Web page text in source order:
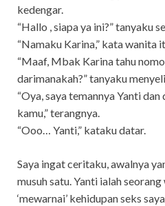
kedengar.
“Hallo , siapa ya ini?” tanyaku
“Namaku Karina,” kata wanita
“Maaf, Mbak Karina tahu
darimanakah?” tanyaku
“Oya, saya temannya Yanti
kamu,” terangnya.
“Ooo… Yanti,” kataku datar.
Saya ingat ceritaku, awalnya
musuh satu. Yanti ialah
‘mewarnai’ kehidupan seks